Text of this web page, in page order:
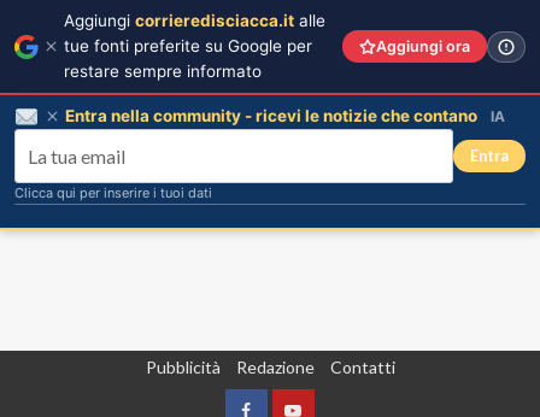
Pubblicità Redazione Contatti
Aggiungi corrieredisciacca.it alle
tue fonti preferite su Google per
restare sempre informato
Aggiungi ora
Entra nella community - ricevi le notizie che contano IA
Entra
Clicca qui per inserire i tuoi dati